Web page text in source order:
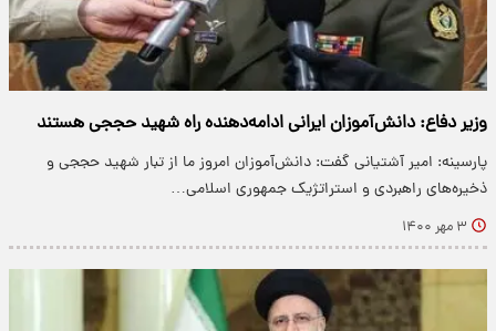
وزیر دفاع: دانش‌آموزان ایرانی ادامه‌دهنده راه شهید حججی هستند
پارسینه: امیر آشتیانی گفت: دانش‌آموزان امروز ما از تبار شهید حججی و
ذخیره‌های راهبردی و استراتژیک جمهوری اسلامی…
۳ مهر ۱۴۰۰